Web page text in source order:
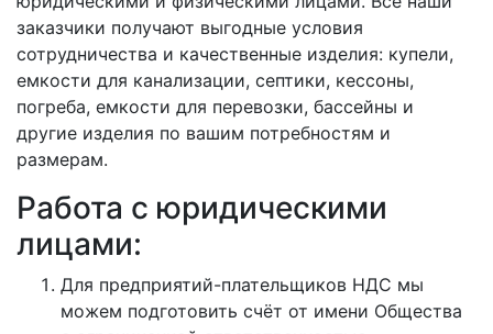
заказчики получают выгодные условия
сотрудничества и качественные изделия: купели,
емкости для канализации, септики, кессоны,
погреба, емкости для перевозки, бассейны и
другие изделия по вашим потребностям и
размерам.
Работа с юридическими
лицами:
Для предприятий-плательщиков НДС мы
можем подготовить счёт от имени Общества